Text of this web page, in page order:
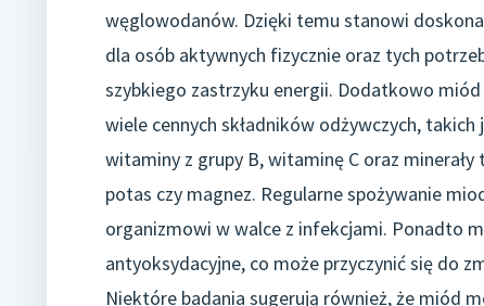
węglowodanów. Dzięki temu stanowi
dla osób aktywnych fizycznie oraz tych
szybkiego zastrzyku energii. Dodatkowo miód
wiele cennych składników odżywczych, takich
witaminy z grupy B, witaminę C oraz minerały
potas czy magnez. Regularne spożywanie
organizmowi w walce z infekcjami. Ponadto
antyoksydacyjne, co może przyczynić się do
Niektóre badania sugerują również, że miód